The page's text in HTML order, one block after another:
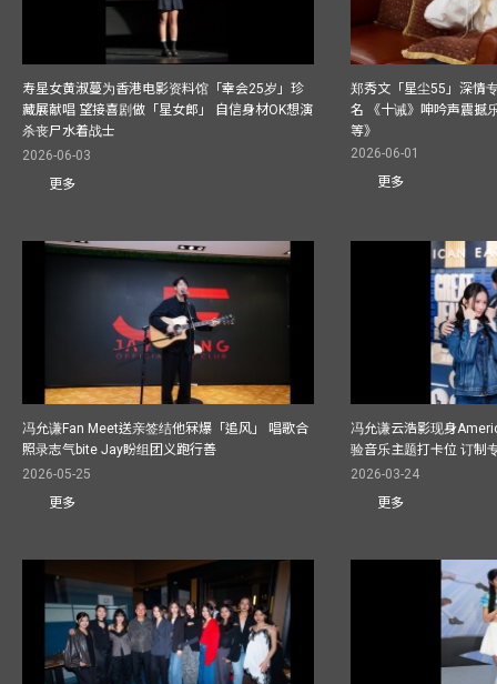
寿星女黄淑蔓为香港电影资料馆「幸会25岁」珍
藏展献唱 望接喜剧做「星女郎」 自信身材OK想演
杀丧尸水着战士
2026-06-03
更多
郑秀文「星尘55」深情
名 《十诫》呻吟声震撼
等》
2026-06-01
更多
冯允谦Fan Meet送亲签结他冧爆「追风」 唱歌合
照录志气bite Jay盼组团义跑行善
2026-05-25
更多
冯允谦云浩影现身
验音乐主题打卡位 订制
2026-03-24
更多